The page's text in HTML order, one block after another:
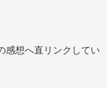
感想へ直リンクしてい